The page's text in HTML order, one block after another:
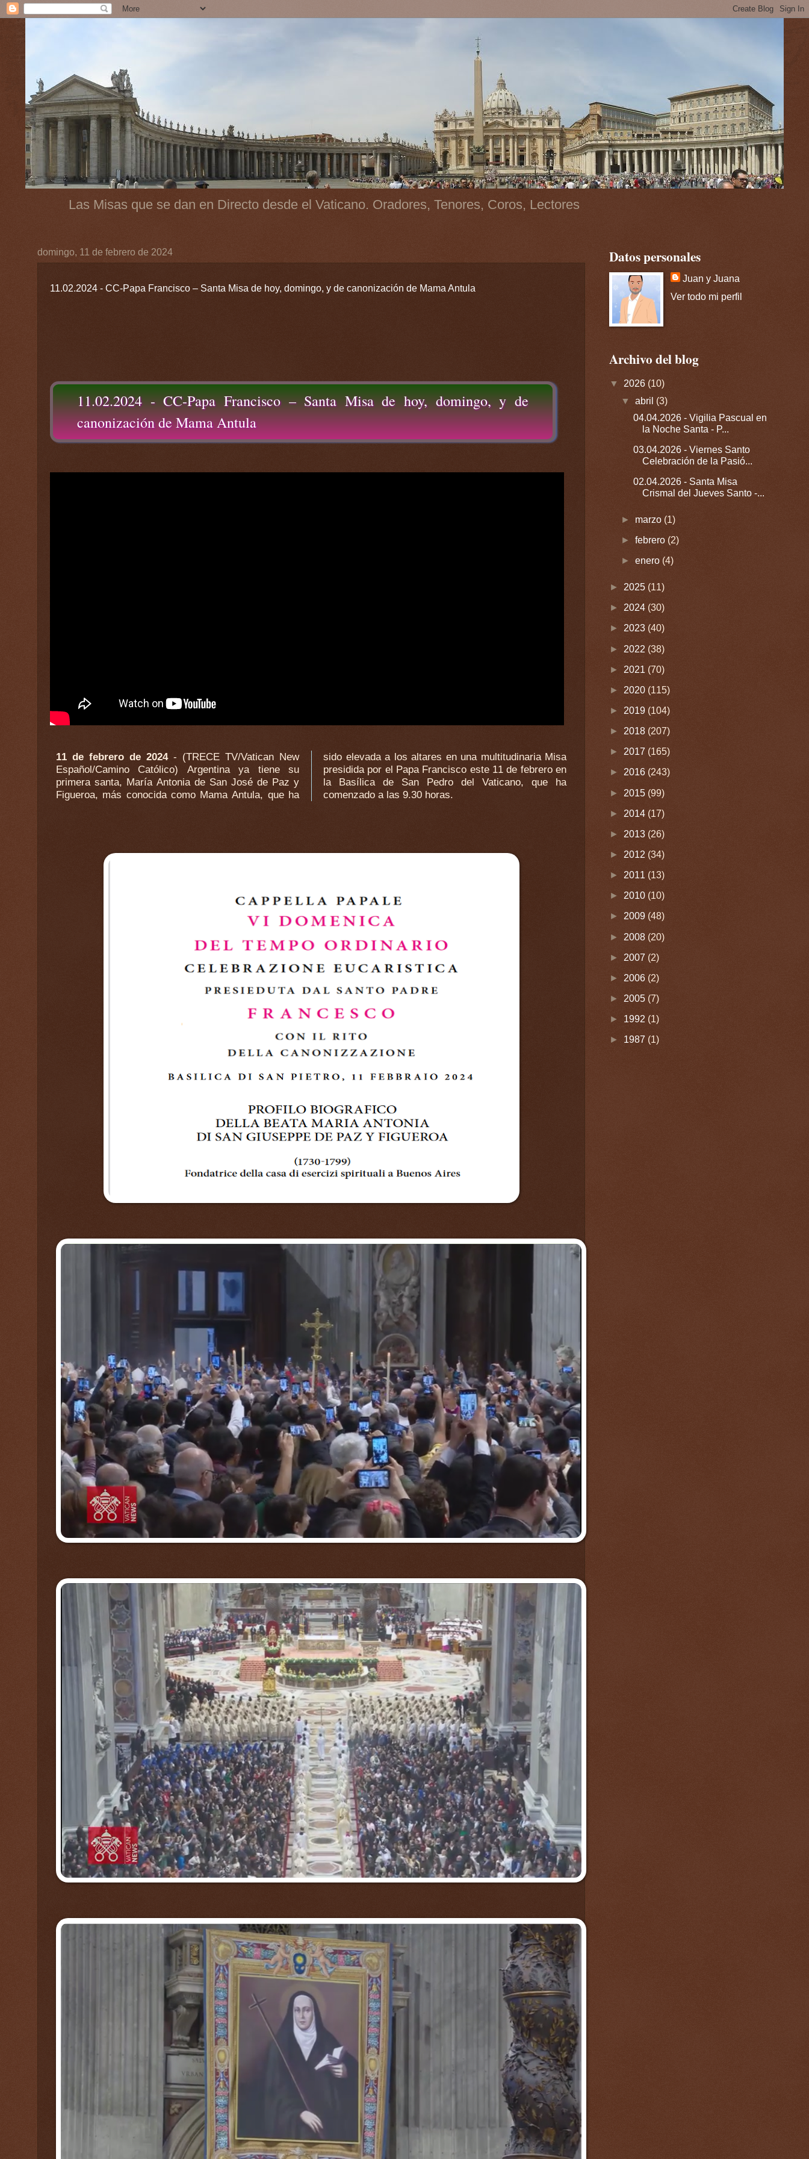
Las Misas que se dan en Directo desde el Vaticano. Oradores, Tenores, Coros, Lectores
domingo, 11 de febrero de 2024
11.02.2024 - CC-Papa Francisco – Santa Misa de hoy, domingo, y de canonización de Mama Antula
11.02.2024 - CC-Papa Francisco – Santa Misa de hoy, domingo, y de
canonización de Mama Antula
11 de febrero de 2024- (TRECE TV/Vatican New
Español/Camino Católico) Argentina ya tiene su
primera santa, María Antonia de San José de Paz y
Figueroa, más conocida como Mama Antula, que ha
sido elevada a los altares en una multitudinaria Misa
presidida por el Papa Francisco este 11 de febrero en
la Basílica de San Pedro del Vaticano, que ha
comenzado a las 9.30 horas.
Datos personales
Juan y Juana
Ver todo mi perfil
Archivo del blog
▼ 2026 (10)
▼abril (3)
04.04.2026 - Vigilia Pascual en
la Noche Santa - P...
03.04.2026 - Viernes Santo
Celebración de la Pasió...
02.04.2026 - Santa Misa
Crismal del Jueves Santo -...
► marzo (1)
►febrero (2)
►enero (4)
► 2025 (11)
► 2024 (30)
► 2023 (40)
► 2022 (38)
► 2021 (70)
► 2020 (115)
► 2019 (104)
► 2018 (207)
► 2017 (165)
► 2016 (243)
► 2015 (99)
► 2014 (17)
► 2013 (26)
► 2012 (34)
► 2011 (13)
► 2010 (10)
► 2009 (48)
► 2008 (20)
► 2007 (2)
► 2006 (2)
► 2005 (7)
► 1992 (1)
► 1987 (1)